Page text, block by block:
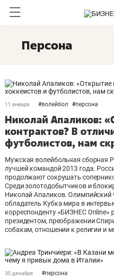
Персона
11 января #волейбол #персона
Николай Апаликов:
контрактов? В
футболистов, нам
Мужская волейбольная сборная
лучшей командой 2013 года.
продолжают сокрушать
Среди золотодобытчиков и
Николай Апаликов.
обладатель Кубка мира в
корреспонденту «БИЗНЕС Online»
президентом, преображении
собакам, отношении к религии и
30 декабря #персона